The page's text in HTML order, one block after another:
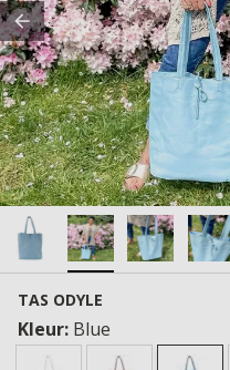
TAS ODYLE
Kleur: Blue